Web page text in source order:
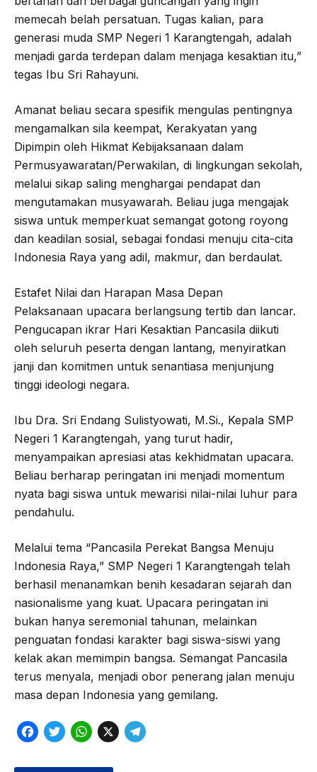
memecah belah persatuan. Tugas kalian, para
generasi muda SMP Negeri 1 Karangtengah, adalah
menjadi garda terdepan dalam menjaga kesaktian itu,”
tegas Ibu Sri Rahayuni.
Amanat beliau secara spesifik mengulas pentingnya
mengamalkan sila keempat, Kerakyatan yang
Dipimpin oleh Hikmat Kebijaksanaan dalam
Permusyawaratan/Perwakilan, di lingkungan sekolah,
melalui sikap saling menghargai pendapat dan
mengutamakan musyawarah. Beliau juga mengajak
siswa untuk memperkuat semangat gotong royong
dan keadilan sosial, sebagai fondasi menuju cita-cita
Indonesia Raya yang adil, makmur, dan berdaulat.
Estafet Nilai dan Harapan Masa Depan
Pelaksanaan upacara berlangsung tertib dan lancar.
Pengucapan ikrar Hari Kesaktian Pancasila diikuti
oleh seluruh peserta dengan lantang, menyiratkan
janji dan komitmen untuk senantiasa menjunjung
tinggi ideologi negara.
Ibu Dra. Sri Endang Sulistyowati, M.Si., Kepala SMP
Negeri 1 Karangtengah, yang turut hadir,
menyampaikan apresiasi atas kekhidmatan upacara.
Beliau berharap peringatan ini menjadi momentum
nyata bagi siswa untuk mewarisi nilai-nilai luhur para
pendahulu.
Melalui tema “Pancasila Perekat Bangsa Menuju
Indonesia Raya,” SMP Negeri 1 Karangtengah telah
berhasil menanamkan benih kesadaran sejarah dan
nasionalisme yang kuat. Upacara peringatan ini
bukan hanya seremonial tahunan, melainkan
penguatan fondasi karakter bagi siswa-siswi yang
kelak akan memimpin bangsa. Semangat Pancasila
terus menyala, menjadi obor penerang jalan menuju
masa depan Indonesia yang gemilang.
F
T
W
X
T